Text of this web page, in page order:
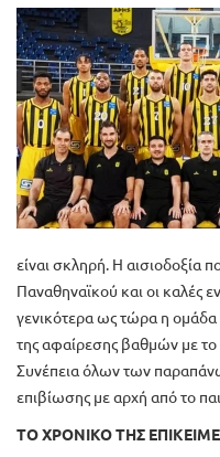
είναι σκληρή. Η αισιοδοξία
Παναθηναϊκού και οι καλές
γενικότερα ως τώρα η
της αφαίρεσης βαθμών με το
Συνέπεια όλων των
επιβίωσης με αρχή από το
ΤΟ ΧΡΟΝΙΚΟ ΤΗΣ